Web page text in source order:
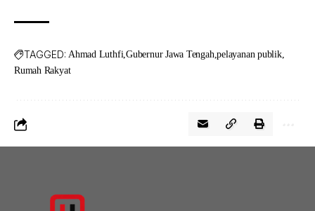
TAGGED: Ahmad Luthfi Gubernur Jawa Tengah pelayanan publik
Rumah Rakyat